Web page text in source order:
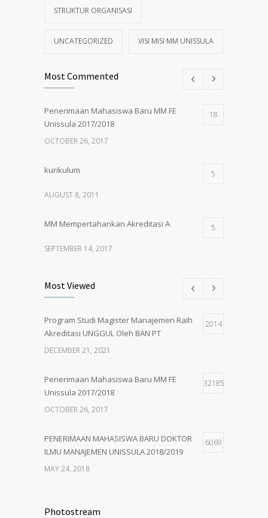
STRUKTUR ORGANISASI
UNCATEGORIZED VISI MISI MM UNISSULA
Most Commented
Penerimaan Mahasiswa Baru MM FE
Unissula 2017/2018
18
OCTOBER 26, 2017
kurikulum 5
AUGUST 8, 2011
MM Mempertahankan Akreditasi A 5
SEPTEMBER 14, 2017
Manajemen Angkatan 61
PENERIMAAN MAHASISWA BARU MM
UNISSULA 2018/2019
Most Viewed
Program Studi Magister Manajemen Raih
Akreditasi UNGGUL Oleh BAN PT
2014
DECEMBER 21, 2021
Penerimaan Mahasiswa Baru MM FE
Unissula 2017/2018
32185
OCTOBER 26, 2017
PENERIMAAN MAHASISWA BARU DOKTOR
ILMU MANAJEMEN UNISSULA 2018/2019
6069
MAY 24, 2018
UNISSULA 2018/2019
Photostream